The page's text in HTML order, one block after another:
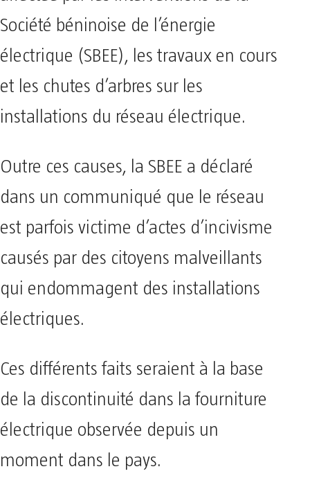
Société béninoise de l’énergie
électrique (SBEE), les travaux en cours
et les chutes d’arbres sur les
installations du réseau électrique.
Outre ces causes, la SBEE a déclaré
dans un communiqué que le réseau
est parfois victime d’actes d’incivisme
causés par des citoyens malveillants
qui endommagent des installations
électriques.
Ces différents faits seraient à la base
de la discontinuité dans la fourniture
électrique observée depuis un
moment dans le pays.